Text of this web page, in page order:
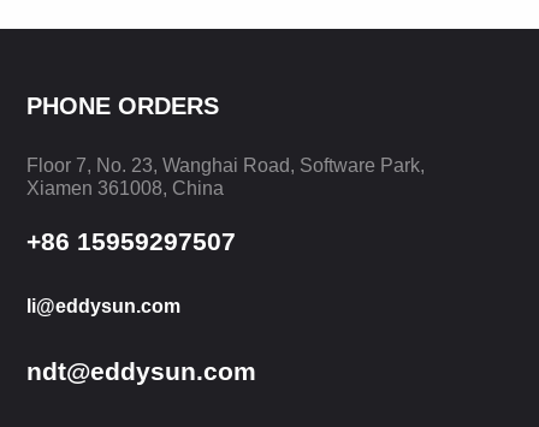
PIÙ PIÙ
PHONE ORDERS
Floor 7, No. 23, Wanghai Road, Software Park,
Xiamen 361008, China
+86 15959297507
li@eddysun.com
ndt@eddysun.com